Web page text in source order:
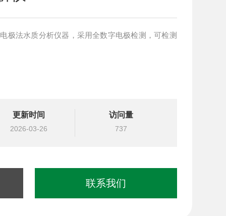
极法水质分析仪器，采用全数字电极检测，可检测
更新时间
2026-03-26
访问量
737
联系我们